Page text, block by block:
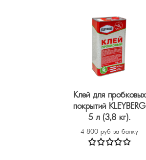
Клей для пробковых
покрытий KLEYBERG
5 л (3,8 кг).
4 800 руб за банку